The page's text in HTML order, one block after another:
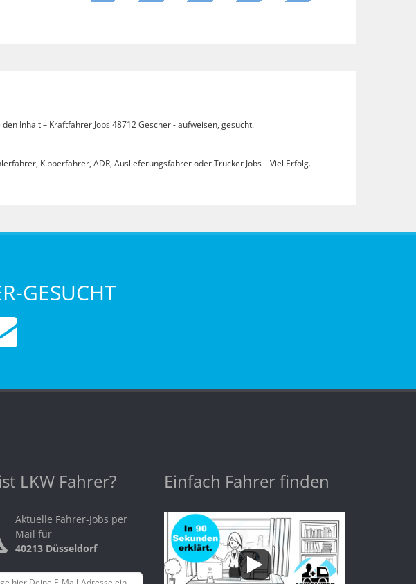
Inhalt – Kraftfahrer Jobs 48712 Gescher - aufweisen, gesucht.
Kipperfahrer, ADR, Auslieferungsfahrer oder Trucker Jobs – Viel Erfolg.
GESUCHT
LKW Fahrer?
Aktuelle Fahrer-Jobs per
Mail für
40213 Düsseldorf
Einfach Fahrer finden